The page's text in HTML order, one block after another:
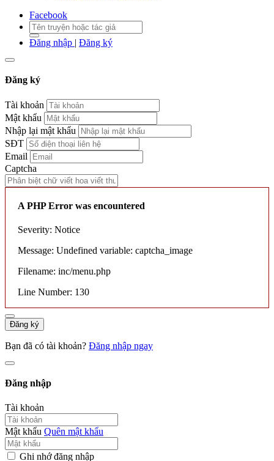
Facebook
Đăng nhập | Đăng ký
Đăng ký
Tài khoản
Mật khẩu
Nhập lại mật khẩu
SĐT
Email
Captcha
A PHP Error was encountered
Severity: Notice
Message: Undefined variable: captcha_image
Filename: inc/menu.php
Line Number: 130
Đăng ký
Bạn đã có tài khoản? Đăng nhập ngay
Đăng nhập
Tài khoản
Mật khẩu Quên mật khẩu
Ghi nhớ đăng nhập